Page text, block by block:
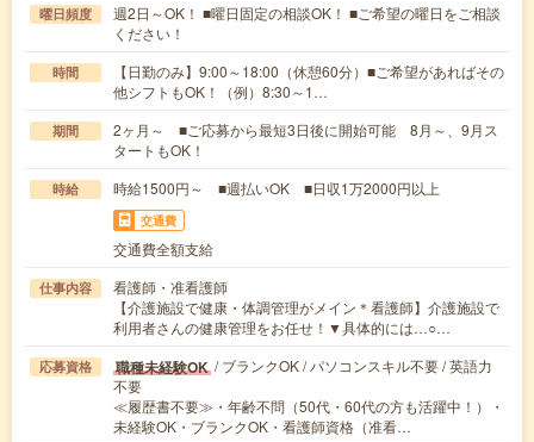
曜日頻度
週2日～OK！ ■曜日固定の相談OK！ ■ご希望の曜日をご相談
ください！
時間
【日勤のみ】9:00～18:00（休憩60分）■ご希望があればその
他シフトもOK！（例）8:30～1…
期間
2ヶ月～ ■ご応募から最短3日後に開始可能 8月～、9月ス
タートもOK！
時給 時給1500円～ ■週払いOK ■日収1万2000円以上
交通費
交通費全額支給
仕事内容
看護師・准看護師
【介護施設で健康・体調管理がメイン＊看護師】介護施設で
利用者さんの健康管理をお任せ！▼具体的には…○…
応募資格 職種未経験OK / ブランクOK / パソコンスキル不要 / 英語力
不要
≪履歴書不要≫・年齢不問（50代・60代の方も活躍中！）・
未経験OK・ブランクOK・看護師資格（准看…